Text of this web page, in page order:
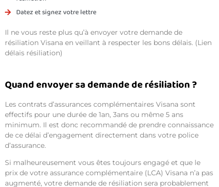
Datez et signez votre lettre
Il ne vous reste plus qu’à envoyer votre demande de
résiliation Visana en veillant à respecter les bons délais. (Lien
délais résiliation)
Quand envoyer sa demande de résiliation ?
Les contrats d’assurances complémentaires Visana sont
effectifs pour une durée de 1an, 3ans ou même 5 ans
minimum. Il est donc recommandé de prendre connaissance
de ce délai d’engagement directement dans votre police
d’assurance.
Si malheureusement vous êtes toujours engagé et que le
prix de votre assurance complémentaire (LCA) Visana n’a pas
augmenté, votre demande de résiliation sera probablement